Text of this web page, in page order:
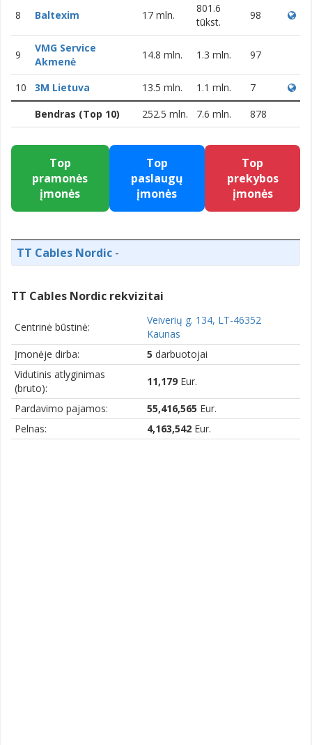
8 Baltexim 17 mln.
801.6
tūkst.
98
9
VMG Service
Akmenė
14.8 mln. 1.3 mln. 97
10 3M Lietuva 13.5 mln. 1.1 mln.
7
Bendras (Top 10)
252.5 mln. 7.6 mln. 878
Top
pramonės
įmonės
Top
paslaugų
įmonės
Top
prekybos
įmonės
TT Cables Nordic -
TT Cables Nordic rekvizitai
Centrinė būstinė:
Veiverių g. 134, LT-46352
Kaunas
Įmonėje dirba:
5 darbuotojai
Vidutinis atlyginimas
(bruto):
11,179 Eur.
Pardavimo pajamos: 55,416,565 Eur.
Pelnas:
4,163,542 Eur.